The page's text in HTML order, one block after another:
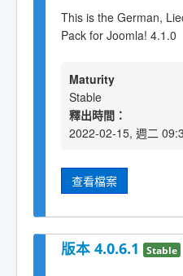
This is the German,
Pack for Joomla! 4.1.0
Maturity
Stable
釋出時間：
2022-02-15, 週二
查看檔案
版本 4.0.6.1 Stable